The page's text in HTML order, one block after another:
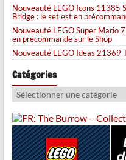
Nouveauté LEGO Icons 11385
Bridge : le set est en
Nouveauté LEGO Super Mario
en précommande sur le Shop
Nouveauté LEGO Ideas 21369
Catégories
Catégories